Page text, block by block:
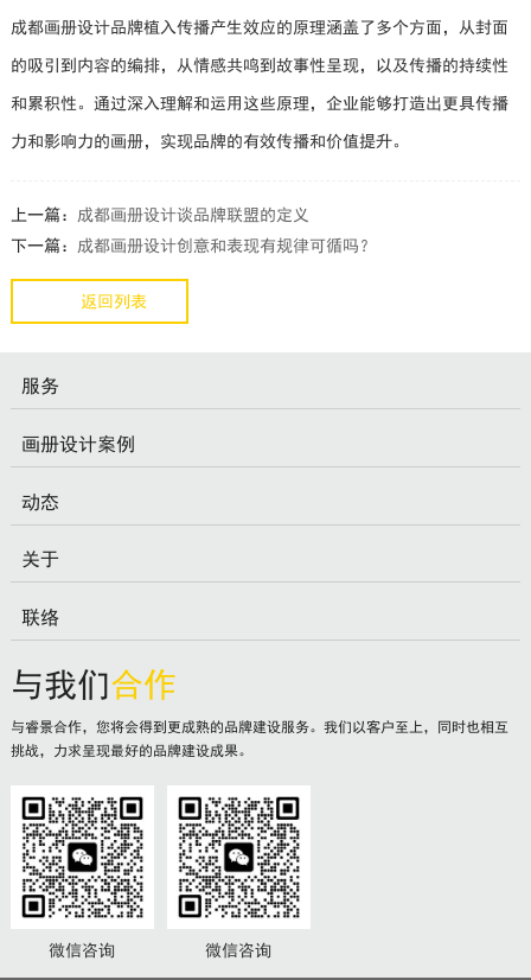
成都画册设计品牌植入传播产生效应的原理涵盖了多个方面，从封面
的吸引到内容的编排，从情感共鸣到故事性呈现，以及传播的持续性
和累积性。通过深入理解和运用这些原理，企业能够打造出更具传播
力和影响力的画册，实现品牌的有效传播和价值提升。
上一篇： 成都画册设计谈品牌联盟的定义
下一篇： 成都画册设计创意和表现有规律可循吗？
返回列表
服务
画册设计案例
动态
关于
联络
与我们合作
与睿景合作，您将会得到更成熟的品牌建设服务。我们以客户至上，同时也相互
挑战，力求呈现最好的品牌建设成果。
微信咨询 微信咨询